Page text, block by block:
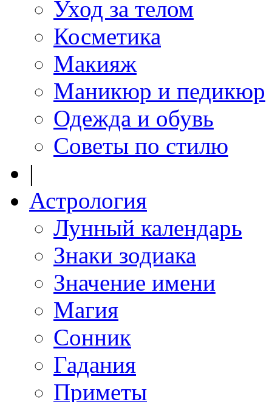
Уход за телом
Косметика
Макияж
Маникюр и педикюр
Одежда и обувь
Советы по стилю
|
Астрология
Лунный календарь
Знаки зодиака
Значение имени
Магия
Сонник
Гадания
Приметы